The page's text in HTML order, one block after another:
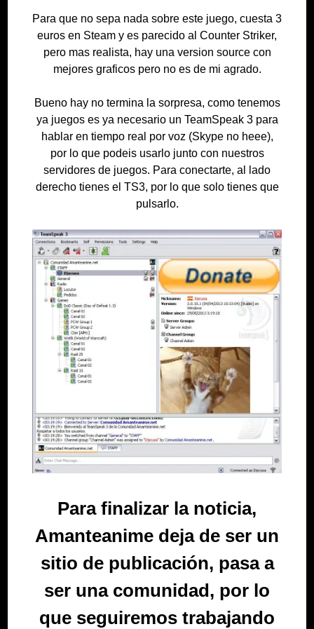
Para que no sepa nada sobre este juego, cuesta 3
euros en Steam y es parecido al Counter Striker,
pero mas realista, hay una version source con
mejores graficos pero no es de mi agrado.
Bueno hay no termina la sorpresa, como tenemos
ya juegos es ya necesario un TeamSpeak 3 para
hablar en tiempo real por voz (Skype no heee),
por lo que podeis usarlo junto con nuestros
servidores de juegos. Para conectarte, al lado
derecho tienes el TS3, por lo que solo tienes que
pulsarlo.
Para finalizar la noticia,
Amanteanime deja de ser un
sitio de publicación, pasa a
ser una comunidad, por lo
que seguiremos trabajando